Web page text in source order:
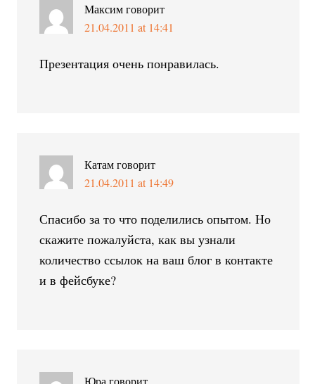
Максим говорит
21.04.2011 at 14:41
Презентация очень понравилась.
Катам говорит
21.04.2011 at 14:49
Спасибо за то что поделились опытом. Но
скажите пожалуйста, как вы узнали
количество ссылок на ваш блог в контакте
и в фейсбуке?
Юра говорит